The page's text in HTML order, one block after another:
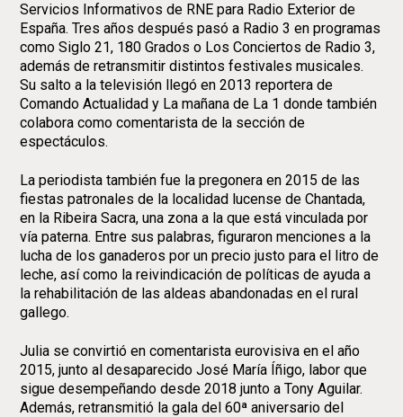
Servicios Informativos de RNE para Radio Exterior de
España. Tres años después pasó a Radio 3 en programas
como Siglo 21, 180 Grados o Los Conciertos de Radio 3,
además de retransmitir distintos festivales musicales.
Su salto a la televisión llegó en 2013 reportera de
Comando Actualidad y La mañana de La 1 donde también
colabora como comentarista de la sección de
espectáculos.
La periodista también fue la pregonera en 2015 de las
fiestas patronales de la localidad lucense de Chantada,
en la Ribeira Sacra, una zona a la que está vinculada por
vía paterna. Entre sus palabras, figuraron menciones a la
lucha de los ganaderos por un precio justo para el litro de
leche, así como la reivindicación de políticas de ayuda a
la rehabilitación de las aldeas abandonadas en el rural
gallego.
Julia se convirtió en comentarista eurovisiva en el año
2015, junto al desaparecido José María Íñigo, labor que
sigue desempeñando desde 2018 junto a Tony Aguilar.
Además, retransmitió la gala del 60ª aniversario del